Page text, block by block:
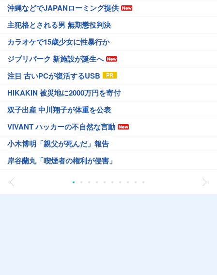
沖縄などでJAPANローミング提供
主犯格とされる男 無期懲役判決
カラオケで15歳少女に性暴行か
ジブリパーク 新施設が誕生へ
注目 古いPCが復活するUSB
HIKAKIN 被災地に2000万円を寄付
双子出産 中川翔子が体重を公表
VIVANT ハッカーの不自然な言動
小木博明「親父が死んだ」報告
岸谷蘭丸「喫煙者の権利が侵害」